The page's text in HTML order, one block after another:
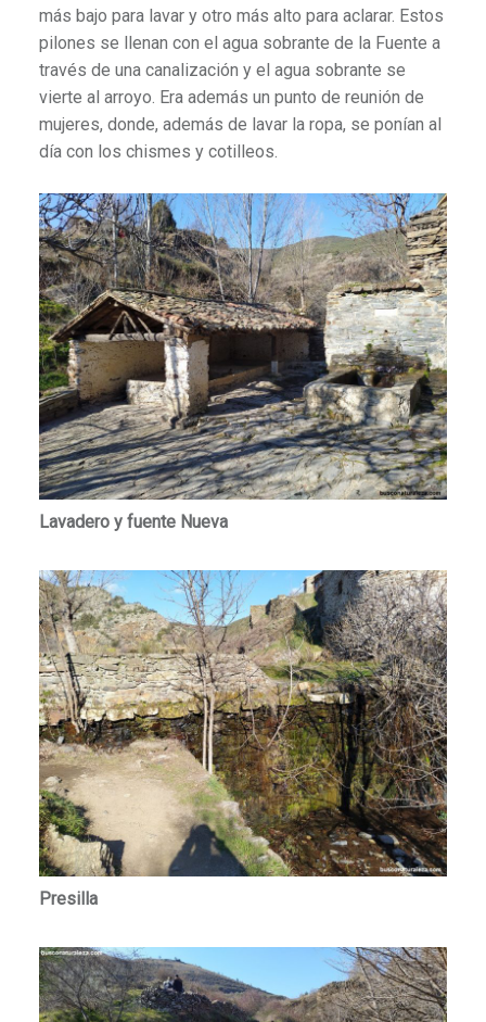
más bajo para lavar y otro más alto para aclarar. Estos
pilones se llenan con el agua sobrante de la Fuente a
través de una canalización y el agua sobrante se
vierte al arroyo. Era además un punto de reunión de
mujeres, donde, además de lavar la ropa, se ponían al
día con los chismes y cotilleos.
Lavadero y fuente Nueva
Presilla